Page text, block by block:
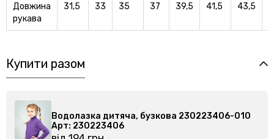
Довжина
рукава
31,5 33 35 37 39,5 41,5 43,5
Купити разом
010
Водолазка дитяча, бузкова 230223406-010
Арт: 230223406